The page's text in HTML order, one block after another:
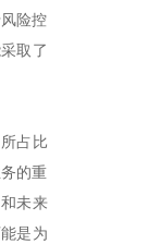
险控
取了
占比
的重
未来
是为